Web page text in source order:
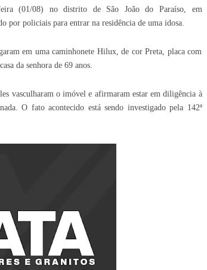
(01/08) no distrito de São João do Paraíso, em
por policiais para entrar na residência de uma idosa.
em uma caminhonete Hilux, de cor Preta, placa com
da senhora de 69 anos.
vasculharam o imóvel e afirmaram estar em diligência à
O fato acontecido está sendo investigado pela 142ª